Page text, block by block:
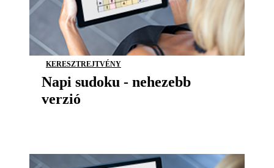
KERESZTREJTVÉNY
Napi sudoku - nehezebb
verzió